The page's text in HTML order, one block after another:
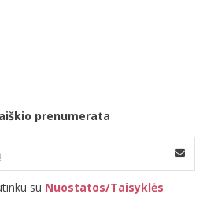
prenumerata
su Nuostatos/Taisyklės